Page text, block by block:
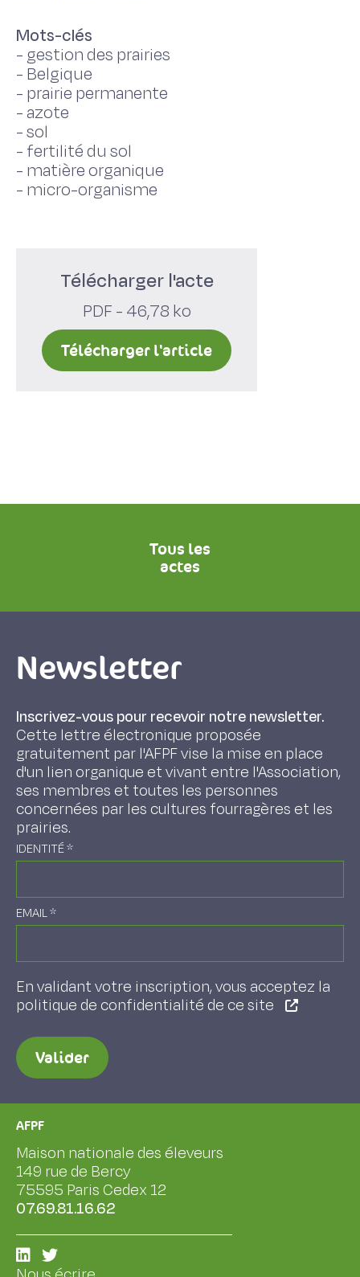
Mots-clés
- gestion des prairies
- Belgique
- prairie permanente
- azote
-sol
- fertilité du sol
- matière organique
- micro-organisme
Télécharger l'acte
PDF - 46,78 ko
Télécharger l'article
Tous les
actes
Newsletter
Inscrivez-vous pour recevoir notre newsletter.
Cette lettre électronique proposée
gratuitement par l'AFPF vise la mise en place
d'un lien organique et vivant entre l'Association,
ses membres et toutes les personnes
concernées par les cultures fourragères et les
prairies.
IDENTITÉ*
EMAIL*
En validant votre inscription, vous acceptez la
politique de confidentialité de ce site
Valider
AFPF
Maison nationale des éleveurs
149 rue de Bercy
75595 Paris Cedex 12
07.69.81.16.62